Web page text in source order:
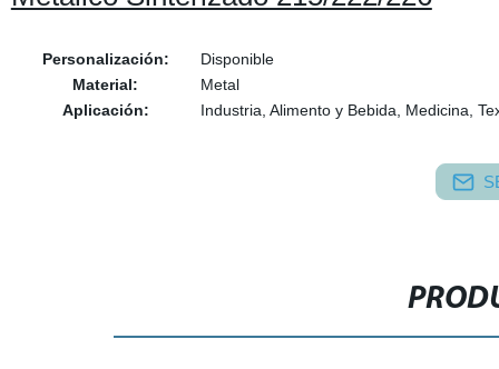
Personalización:
Disponible
Material:
Metal
Aplicación:
Industria, Alimento y Bebida, Medicina,